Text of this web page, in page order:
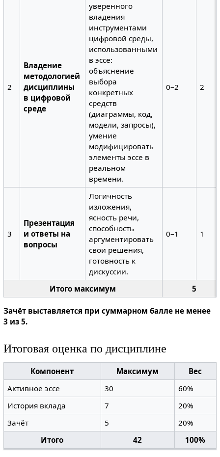
2
Владение
методологией
дисциплины
в цифровой
среде
уверенного
владения
инструментами
цифровой среды,
использованными
в эссе:
объяснение
выбора
конкретных
средств
(диаграммы, код,
модели, запросы),
умение
модифицировать
элементы эссе в
реальном
времени.
0–2 2
3
Презентация
и ответы на
вопросы
Логичность
изложения,
ясность речи,
способность
аргументировать
свои решения,
готовность к
дискуссии.
0–1 1
Итого максимум 5
Зачёт выставляется при суммарном балле не менее
3 из 5.
Итоговая оценка по дисциплине
Компонент Максимум
Вес
Активное эссе
30
60%
История вклада
7
20%
Зачёт
5
20%
Итого
42 100%